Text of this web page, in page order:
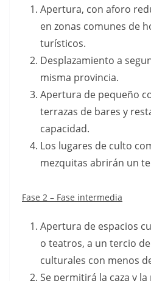
Apertura, con aforo
en zonas comunes de
turísticos.
Desplazamiento a
misma provincia.
Apertura de pequeño
terrazas de bares y
capacidad.
Los lugares de culto
mezquitas abrirán un
Fase 2 – Fase intermedia
Apertura de espacios
o teatros, a un tercio
culturales con menos
Se permitirá la caza y